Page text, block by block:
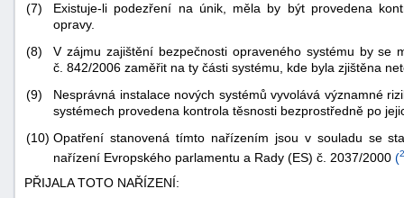
(7)
Existuje-li podezření na únik, měla by být provedena
opravy.
(8)
V zájmu zajištění bezpečnosti opraveného systému by se
č. 842/2006 zaměřit na ty části systému, kde byla zjištěna
(9)
Nesprávná instalace nových systémů vyvolává významné
systémech provedena kontrola těsnosti bezprostředně po
(10) Opatření stanovená tímto nařízením jsou v souladu se
nařízení Evropského parlamentu a Rady (ES) č. 2037/2000 (2
PŘIJALA TOTO NAŘÍZENÍ:
+náhrady